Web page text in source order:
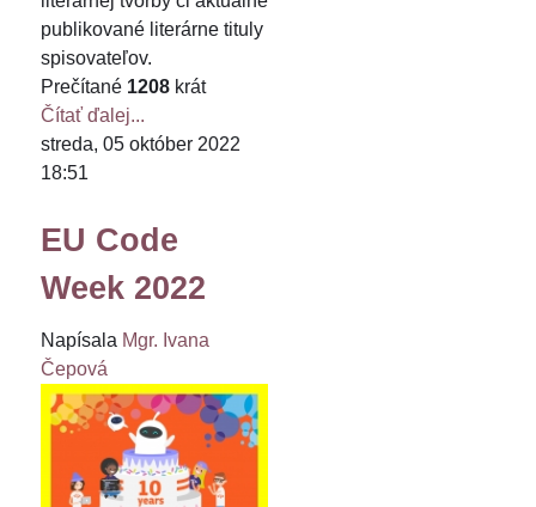
publikované literárne tituly
spisovateľov.
Prečítané 1208 krát
Čítať ďalej...
streda, 05 október 2022
18:51
EU Code
Week 2022
Napísala Mgr. Ivana
Čepová